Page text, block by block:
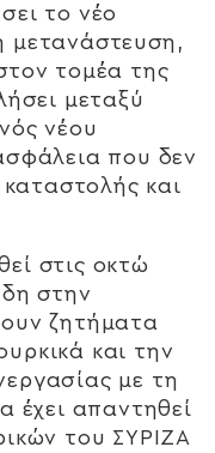
το νέο
τομέα της
μεταξύ
νέου
που δεν
καταστολής και
στις οκτώ
στην
ζητήματα
και την
με τη
έχει απαντηθεί
του ΣΥΡΙΖΑ